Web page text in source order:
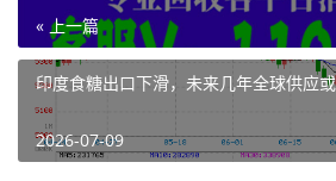
« 上一篇
印度食糖出口下滑，未来几年全球供应
2026-07-09